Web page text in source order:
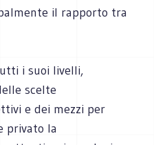
il rapporto tra
i suoi livelli,
scelte
e dei mezzi per
privato la